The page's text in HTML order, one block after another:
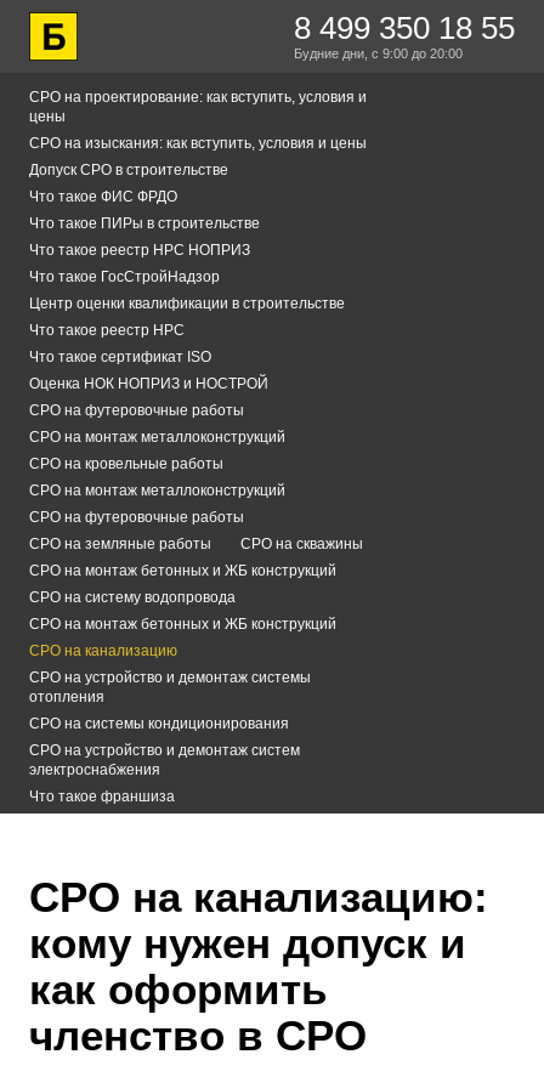
8 499 350 18 55
Будние дни, с 9:00 до 20:00
СРО на проектирование: как вступить, условия и
цены
СРО на изыскания: как вступить, условия и цены
Допуск СРО в строительстве
Что такое ФИС ФРДО
Что такое ПИРы в строительстве
Что такое реестр НРС НОПРИЗ
Что такое ГосСтройНадзор
Центр оценки квалификации в строительстве
Что такое реестр НРС
Что такое сертификат ISO
Оценка НОК НОПРИЗ и НОСТРОЙ
СРО на футеровочные работы
СРО на монтаж металлоконструкций
СРО на кровельные работы
СРО на монтаж металлоконструкций
СРО на футеровочные работы
СРО на земляные работы
СРО на скважины
СРО на монтаж бетонных и ЖБ конструкций
СРО на систему водопровода
СРО на монтаж бетонных и ЖБ конструкций
СРО на канализацию
СРО на устройство и демонтаж системы
отопления
СРО на системы кондиционирования
СРО на устройство и демонтаж систем
электроснабжения
Что такое франшиза
СРО на канализацию:
кому нужен допуск и
как оформить
членство в СРО